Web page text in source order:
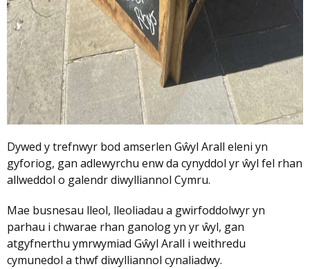
Dywed y trefnwyr bod amserlen Gŵyl Arall eleni yn
gyforiog, gan adlewyrchu enw da cynyddol yr ŵyl fel rhan
allweddol o galendr diwylliannol Cymru.
Mae busnesau lleol, lleoliadau a gwirfoddolwyr yn
parhau i chwarae rhan ganolog yn yr ŵyl, gan
atgyfnerthu ymrwymiad Gŵyl Arall i weithredu
cymunedol a thwf diwylliannol cynaliadwy.